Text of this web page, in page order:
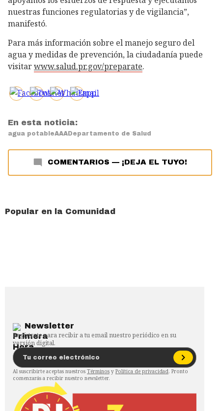
nuestras funciones regulatorias y de vigilancia”,
manifestó.
Para más información sobre el manejo seguro del
agua y medidas de prevención, la ciudadanía puede
visitarwww.salud.pr.gov/preparate.
En esta noticia:
agua potableAAA Departamento de Salud
COMENTARIOS — ¡DEJA EL TUYO!
Popular en la Comunidad
Newsletter
Regístrate para recibir a tu email nuestro periódico en su
versión digital.
Al suscribirte aceptas nuestros Términos y Política de privacidad. Pronto
comenzarás a recibir nuestro newsletter.